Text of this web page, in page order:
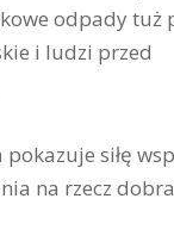
odpady tuż
i ludzi przed
siłę
na rzecz